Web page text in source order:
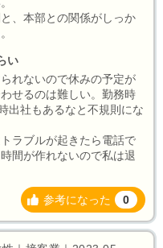
、本部との関係がしっか
い
れないので休みの予定が
せるのは難しい。勤務時
出社もあるなと不規則にな
ラブルが起きたら電話で
間が作れないので私は退
参考になった 0